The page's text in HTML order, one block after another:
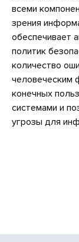
всеми
зрения
обеспечивает
политик
количество
человеческим
конечных
системами и
угрозы для